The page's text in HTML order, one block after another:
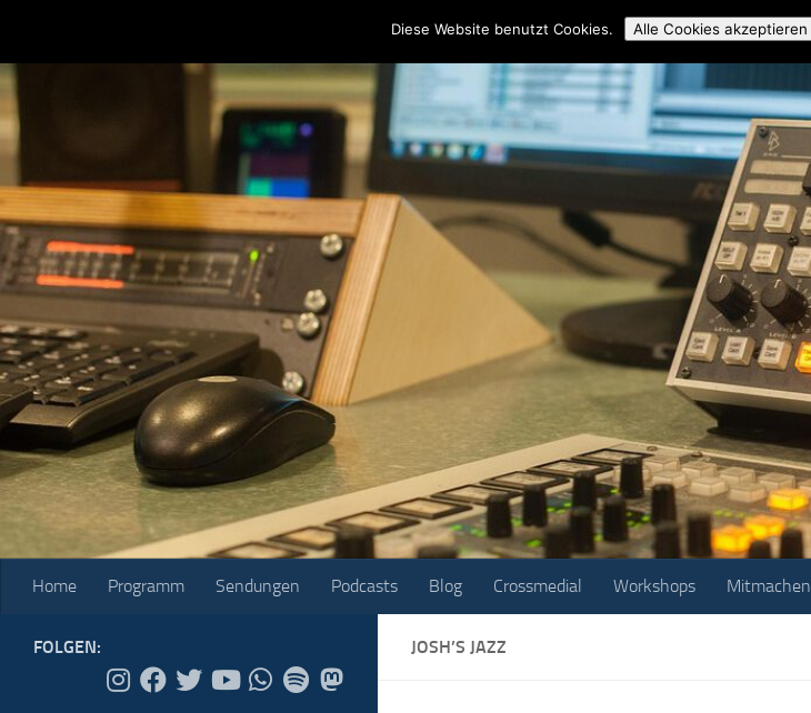
Blog Crossmedial Workshops Mitmachen
Home Programm Sendungen Podcasts Blog Crossmedial Workshops Mitmachen
JOSH’S JAZZ
FOLGEN:
Diese Website benutzt Cookies. Alle Cookies akzeptieren